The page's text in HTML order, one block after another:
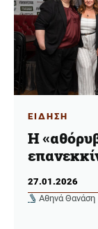
ΕΙΔΗΣΗ
Η
27.01.2026
Αθηνά Θανάση